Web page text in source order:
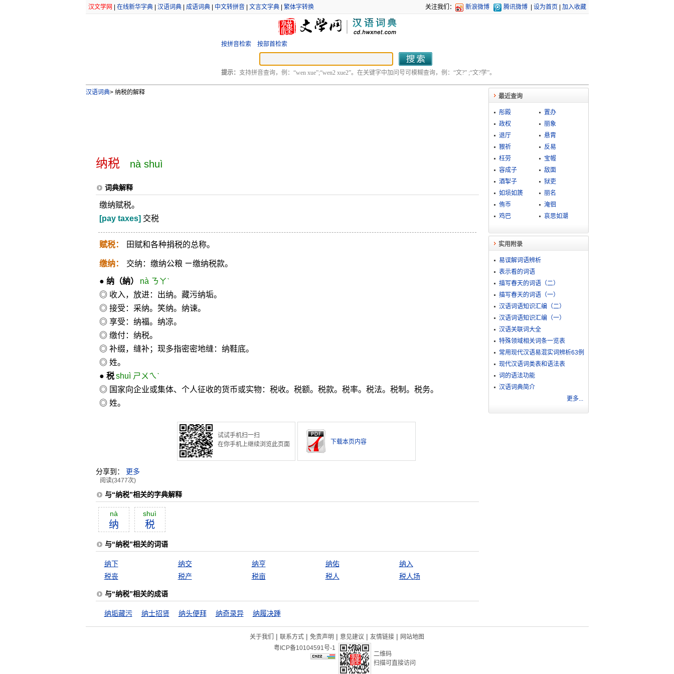
汉文学网 在线新华字典| 汉语词典| 成语词典| 中文转拼音| 文言文字典| 繁体字转换 关注我们： 新浪微博 腾讯微博 设为首页 加入收藏
按拼音检索 按部首检索
提示： 支持拼音查询，例：“wen xue”;“wen2 xue2”。在关键字中加问号可模糊查询，例：“文?” ;“文?学”。
汉语词典>纳税的解释
纳税 nà shuì
词典解释
缴纳赋税。
[pay taxes] 交税
赋税： 田赋和各种捐税的总称。
缴纳： 交纳：缴纳公粮 ㄧ缴纳税款。
● 纳（納）
nà ㄋㄚˋ
◎ 收入，放进：出纳。藏污纳垢。
◎ 接受：采纳。笑纳。纳谏。
◎ 享受：纳福。纳凉。
◎ 缴付：纳税。
◎ 补缀，缝补；现多指密密地缝：纳鞋底。
◎ 姓。
● 税 shuì ㄕㄨㄟˋ
◎ 国家向企业或集体、个人征收的货币或实物：税收。税额。税款。税率。税法。税制。税务。
◎ 姓。
试试手机扫一扫
在你手机上继续浏览此页面
下载本页内容
分享到： 更多
阅读(3477次)
与“纳税”相关的字典解释
nà
纳
shuì
税
与“纳税”相关的词语
纳下 纳交 纳亨 纳佑
纳入
税丧
税产 税亩 税人 税人场
与“纳税”相关的成语
纳垢藏污 纳士招贤 纳头便拜 纳奇录异 纳履决踵
最近查询
彤殿
置办
政权
丽象
退厅
悬胄
豤祈
反易
枉劳
宝幄
容成子
敌面
酒掣子
狱吏
如埙如篪
丽名
侑币
淹徊
鸡巴
哀思如潮
实用附录
易误解词语辨析
表示看的词语
描写春天的词语（二）
描写春天的词语（一）
汉语词语知识汇编（二）
汉语词语知识汇编（一）
汉语关联词大全
特殊领域相关词条一览表
常用现代汉语易混实词辨析63例
现代汉语词类表和语法表
词的语法功能
汉语词典简介
更多...
关于我们 | 联系方式 | 免责声明 | 意见建议 | 友情链接 | 网站地图
粤ICP备10104591号-1
二维码
扫描可直接访问